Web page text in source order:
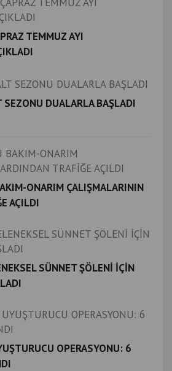
TEMMUZ AYI
SEZONU DUALARLA BAŞLADI
ONARIM ÇALIŞMALARININ
AÇILDI
SÜNNET ŞÖLENİ İÇİN
OPERASYONU: 6